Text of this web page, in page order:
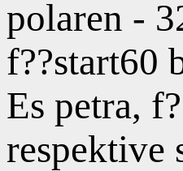
polaren -
f??start60
Es petra,
respektive